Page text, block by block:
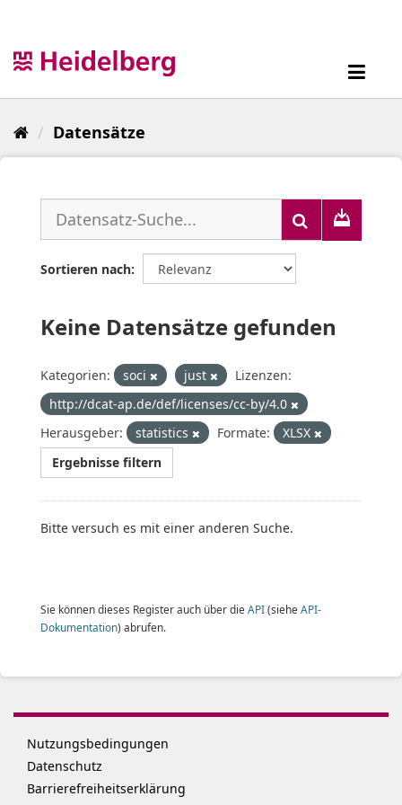
Datensätze
Sortieren nach
Keine Datensätze gefunden
Kategorien: soci just
Lizenzen:
http://dcat-ap.de/def/licenses/cc-by/4.0
Herausgeber:
statistics Formate:
XLSX
Ergebnisse filtern
Bitte versuch es mit einer anderen Suche.
Sie können dieses Register auch über die API(siehe API-
Dokumentation) abrufen.
Nutzungsbedingungen
Datenschutz
Barrierefreiheitserklärung